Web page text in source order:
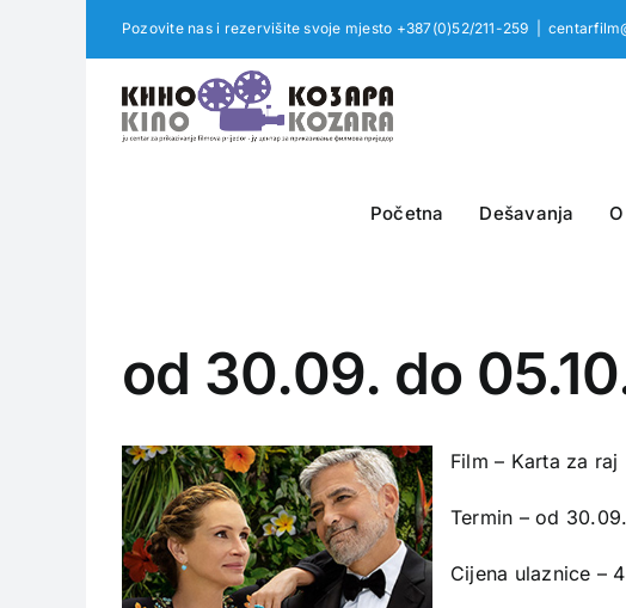
Pozovite nas i rezervišite svoje mjesto +387(0)52/211-259
Početna Dešavanja
od 30.09. do
Film – Karta za raj
Termin – od
Cijena ulaznice –